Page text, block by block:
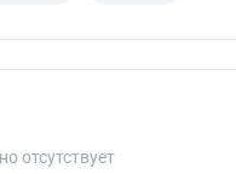
отсутствует